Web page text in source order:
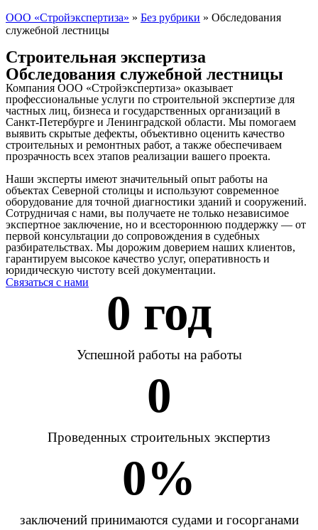
ООО «Стройэкспертиза» » Без рубрики » Обследования
служебной лестницы
Строительная экспертиза
Обследования служебной лестницы
Компания ООО «Стройэкспертиза» оказывает
профессиональные услуги по строительной экспертизе для
частных лиц, бизнеса и государственных организаций в
Санкт-Петербурге и Ленинградской области. Мы помогаем
выявить скрытые дефекты, объективно оценить качество
строительных и ремонтных работ, а также обеспечиваем
прозрачность всех этапов реализации вашего проекта.
Наши эксперты имеют значительный опыт работы на
объектах Северной столицы и используют современное
оборудование для точной диагностики зданий и сооружений.
Сотрудничая с нами, вы получаете не только независимое
экспертное заключение, но и всестороннюю поддержку — от
первой консультации до сопровождения в судебных
разбирательствах. Мы дорожим доверием наших клиентов,
гарантируем высокое качество услуг, оперативность и
юридическую чистоту всей документации.
Связаться с нами
0 год
Успешной работы на работы
0
Проведенных строительных экспертиз
0%
заключений принимаются судами и госорганами